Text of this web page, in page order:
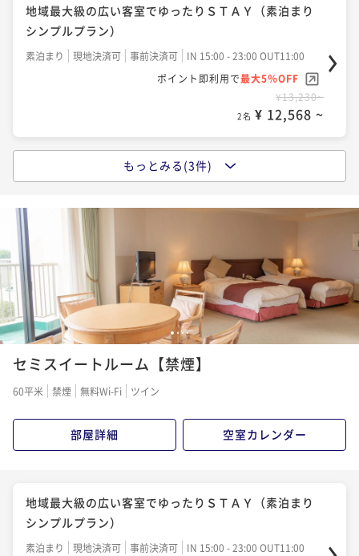
【贅を尽した"美食"】シェフ一押しの洋食ディナー～
フルールコース～
二食付き 現地決済可 事前決済可
IN 15:00 - 19:00 OUT11:00
ポイント即利用で 最大5％OFF
¥35,070~
2名 ¥ 33,316 ~
地域最大級の広い客室でゆったりＳＴＡＹ（素泊まり
シンプルプラン）
素泊まり 現地決済可 事前決済可
IN 15:00 - 23:00 OUT11:00
ポイント即利用で最大5％OFF
¥13,230~
2名 ¥ 12,568 ~
【オーシャンホテル自慢の朝食バイキング】太平洋を
朝食付き 現地決済可
¥15,540~
2名 ¥ 14,763 ~
【和洋中の豪華お料理勢ぞろい！】ディナーバイキン
グプラン
¥25,830~
2名 ¥ 24,538 ~
【贅を尽した"美食"】シェフ一押しの洋食ディナー～
フルールコース～
二食付き 現地決済可 事前決済可
IN 15:00 - 19:00 OUT11:00
もっとみる(3件)
1234
セミスイートルーム【禁煙】
60平米 禁煙 無料Wi-Fi ツイン
部屋詳細 空室カレンダー
地域最大級の広い客室でゆったりＳＴＡＹ（素泊まり
シンプルプラン）
素泊まり 現地決済可 事前決済可
IN 15:00 - 23:00 OUT11:00